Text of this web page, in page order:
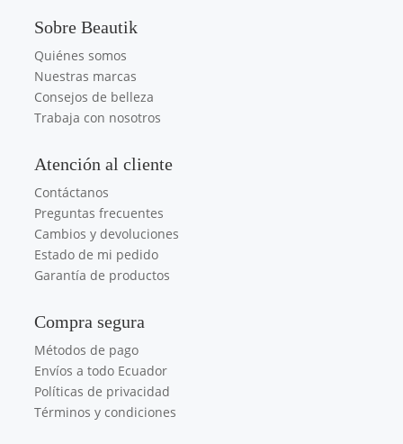
Sobre Beautik
Quiénes somos
Nuestras marcas
Consejos de belleza
Trabaja con nosotros
Atención al cliente
Contáctanos
Preguntas frecuentes
Cambios y devoluciones
Estado de mi pedido
Garantía de productos
Compra segura
Métodos de pago
Envíos a todo Ecuador
Políticas de privacidad
Términos y condiciones